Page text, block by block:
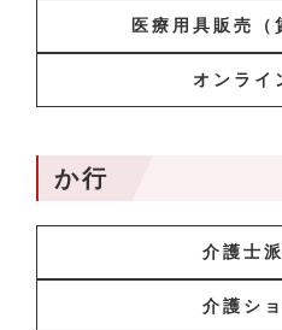
医療用具販売（
オンライ
か行
介護士
介護シ